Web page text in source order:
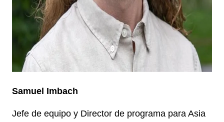
Samuel Imbach
Jefe de equipo y Director de programa para Asia